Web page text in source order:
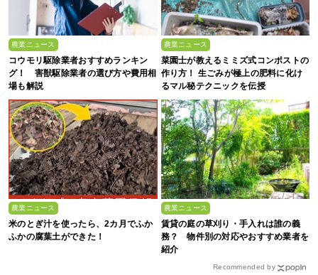
農業ニュース
コウモリ駆除業者おすすめランキン
グ！ 害獣駆除業者の選び方や費用相
場も解説
農業ニュース
菜園士が教えるミミズ式コンポストの
作り方！ 生ごみが極上の肥料に化け
るマル秘テクニックを伝授
農業ニュース
米のとぎ汁を使ったら、2カ月でふか
ふかの腐葉土ができた！
農業ニュース
賃貸の庭の草刈り・手入れは誰の義
務？ 物件別の対応やおすすめ業者を
紹介
Recommended by